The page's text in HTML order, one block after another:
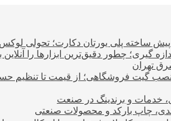
پیش ساخته پلی یورتان دکارت؛ تحولی
گیری؛ چطور دقیق‌ترین ابزارها را آنلاین
تهران
نصب گیت فروشگاهی؛ از قیمت تا تنظیم
خدمات و برندینگ در صنعت
چاپ بارکد و محصولات صنعتی